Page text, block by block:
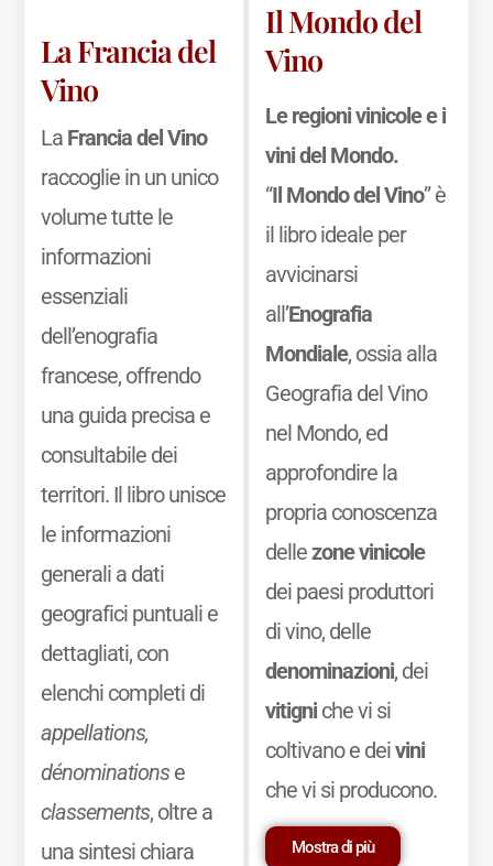
La Francia del
Vino
La Francia del Vino
raccoglie in un unico
volume tutte le
informazioni
essenziali
dell’enografia
francese, offrendo
una guida precisa e
consultabile dei
territori. Il libro unisce
le informazioni
generali a dati
geografici puntuali e
dettagliati, con
elenchi completi di
appellations,
dénominationse
classements, oltre a
una sintesi chiara
Il Mondo del
Vino
Le regioni vinicole e i
vini del Mondo.
“Il Mondo del Vino” è
il libro ideale per
avvicinarsi
all’Enografia
Mondiale, ossia alla
Geografia del Vino
nel Mondo, ed
approfondire la
propria conoscenza
dellezone vinicole
dei paesi produttori
di vino, delle
denominazioni, dei
vitigniche vi si
coltivano e deivini
che vi si producono.
Mostra di più